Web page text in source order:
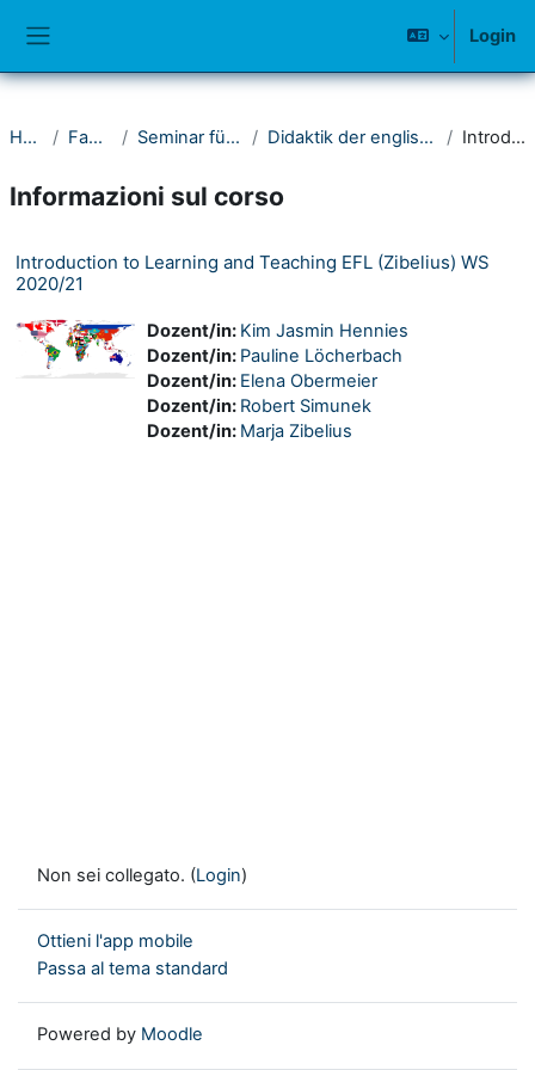
Login
Home Fakultät I Seminar für Anglistik Didaktik der englischen Sprache Introduzione
Informazioni sul corso
Introduction to Learning and Teaching EFL (Zibelius) WS
2020/21
Dozent/in: Kim Jasmin Hennies
Dozent/in: Pauline Löcherbach
Dozent/in: Elena Obermeier
Dozent/in: Robert Simunek
Dozent/in: Marja Zibelius
Non sei collegato. (Login)
Ottieni l'app mobile
Passa al tema standard
Powered by Moodle